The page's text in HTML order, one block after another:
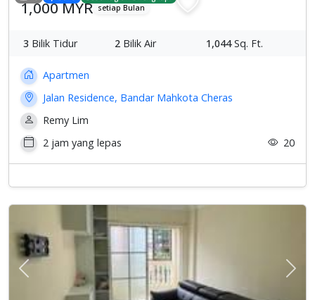
1,000 MYR setiap Bulan
3 Bilik Tidur 2 Bilik Air 1,044Sq. Ft.
Apartmen
Jalan Residence, Bandar Mahkota Cheras
Remy Lim
2 jam yang lepas
20
Previous